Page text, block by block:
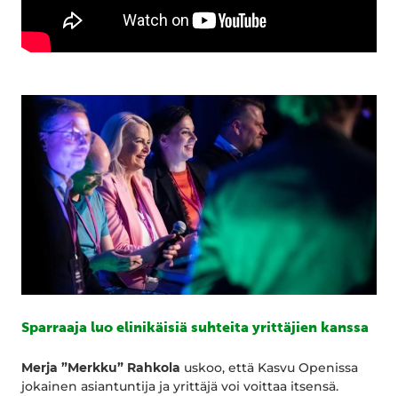
Sparraaja luo elinikäisiä suhteita yrittäjien kanssa
Merja ”Merkku” Rahkola uskoo, että Kasvu Openissa
jokainen asiantuntija ja yrittäjä voi voittaa itsensä.